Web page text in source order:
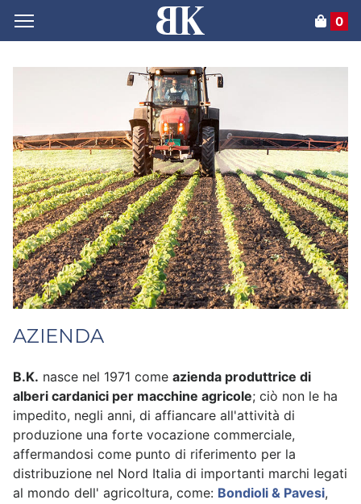
0
AZIENDA
B.K. nasce nel 1971 come azienda produttrice di
alberi cardanici per macchine agricole; ciò non le ha
impedito, negli anni, di affiancare all'attività di
produzione una forte vocazione commerciale,
affermandosi come punto di riferimento per la
distribuzione nel Nord Italia di importanti marchi legati
al mondo dell' agricoltura, come: Bondioli & Pavesi,